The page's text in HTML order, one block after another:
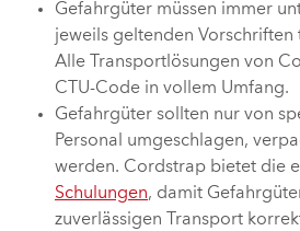
Gefahrgüter müssen immer
jeweils geltenden
Alle Transportlösungen von
CTU-Code in vollem Umfang.
Gefahrgüter sollten nur von
Personal umgeschlagen,
werden. Cordstrap bietet die
Schulungen, damit
zuverlässigen Transport